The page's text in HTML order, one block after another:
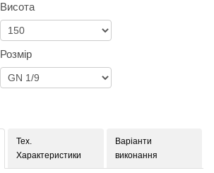
Висота
Розмір
Тех.
Характеристики
Варіанти
виконання